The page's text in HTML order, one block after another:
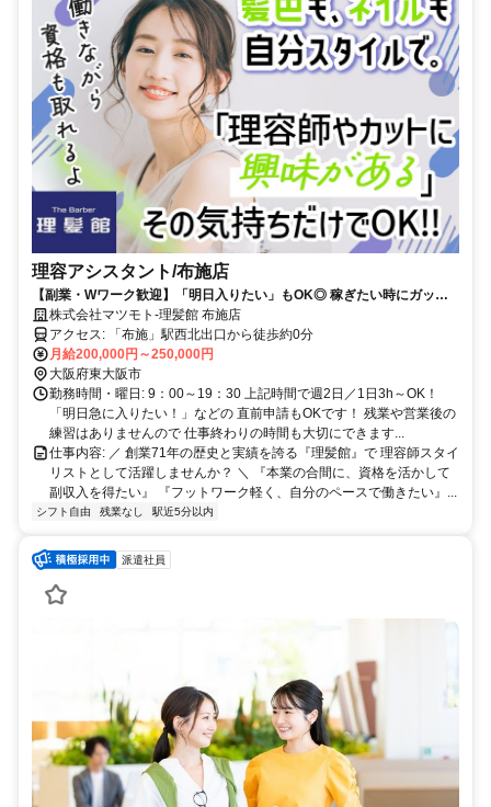
理容アシスタント/布施店
【副業・Wワーク歓迎】「明日入りたい」もOK◎ 稼ぎたい時にガッツ
リ稼ぐ！子育て後の本格復帰も大歓迎！週2日～OK
株式会社マツモト-理髪館 布施店
アクセス: 「布施」駅西北出口から徒歩約0分
月給200,000円～250,000円
大阪府東大阪市
勤務時間・曜日: 9：00～19：30 上記時間で週2日／1日3h～OK！
「明日急に入りたい！」などの 直前申請もOKです！ 残業や営業後の
練習はありませんので 仕事終わりの時間も大切にできます...
仕事内容: ／ 創業71年の歴史と実績を誇る『理髪館』で 理容師スタイ
リストとして活躍しませんか？ ＼ 『本業の合間に、資格を活かして
副収入を得たい』 『フットワーク軽く、自分のペースで働きたい』...
シフト自由 残業なし 駅近5分以内
派遣社員